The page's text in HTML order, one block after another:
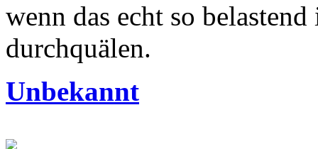
wenn das echt so
durchquälen.
Unbekannt